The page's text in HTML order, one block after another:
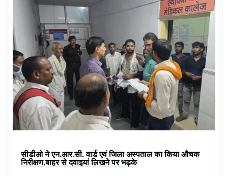
सीडीओ ने एन.आर.सी. वार्ड एवं जिला अस्पताल का किया औचक
निरीक्षण,बाहर से दवाइयां लिखने पर भड़के